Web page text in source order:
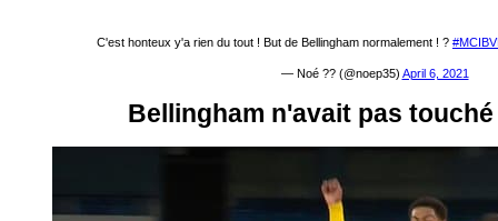
C'est honteux y'a rien du tout ! But de Bellingham normalement ! ?
— Noé ?? (@noep35) April 6, 2021
Bellingham n'avait pas